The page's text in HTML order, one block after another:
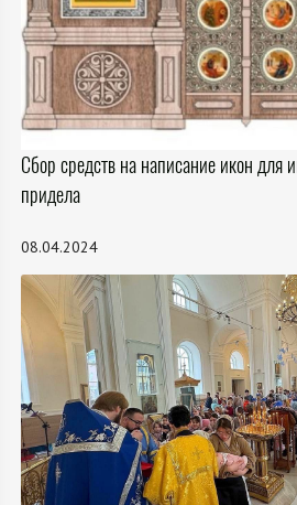
Сбор средств на написание икон для
придела
08.04.2024